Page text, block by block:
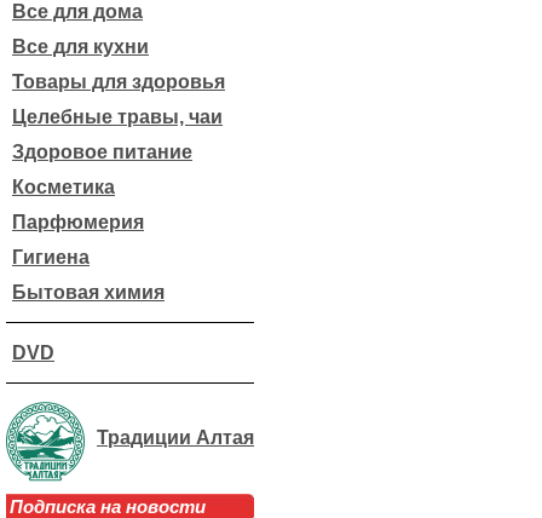
Все для дома
Все для кухни
Товары для здоровья
Целебные травы, чаи
Здоровое питание
Косметика
Парфюмерия
Гигиена
Бытовая химия
DVD
Традиции Алтая
Подписка на новости